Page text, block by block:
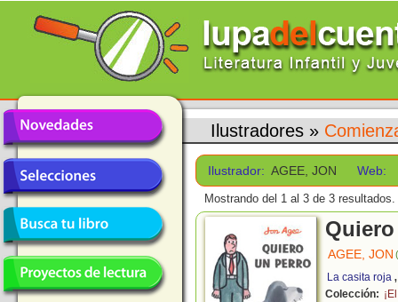
Ilustradores »
Ilustrador: AGEE, JON Web:
Mostrando del 1 al 3 de 3 resultados.
AGEE, JON
La casita roja
Colección: